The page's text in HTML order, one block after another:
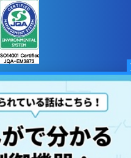
AUTOMATIC CO.LTD